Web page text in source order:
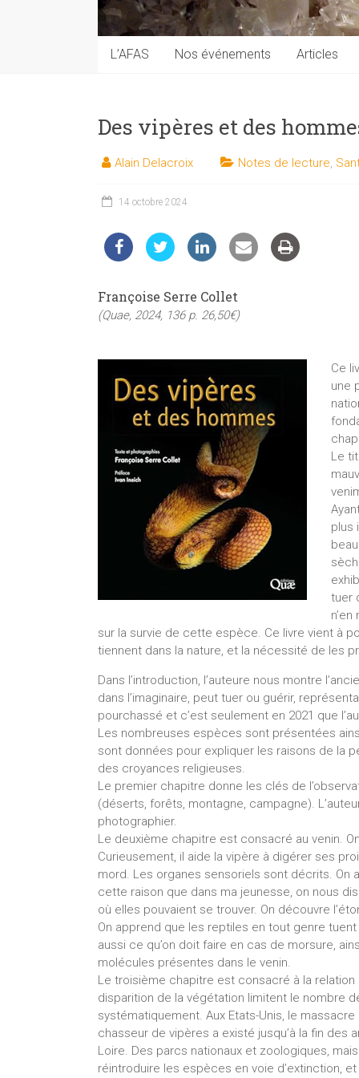
auprès
du
public
L’AFAS Nos événements Articles
Des vipères et des
Alain Delacroix Notes de lecture,
14 octobre 2024
Françoise Serre Collet
(Quae, 2024, 136 p. 26,50€)
Ce
une
Le
plus
tuer
sur la survie de cette espèce. Ce livre vient à
tiennent dans la nature, et la nécessité de les
Dans l’introduction, l’auteure nous montre
dans l’imaginaire, peut tuer ou guérir,
pourchassé et c’est seulement en 2021 que
Les nombreuses espèces sont présentées
sont données pour expliquer les raisons de la
des croyances religieuses.
Le premier chapitre donne les clés de
(déserts, forêts, montagne, campagne).
photographier.
Le deuxième chapitre est consacré au venin.
Curieusement, il aide la vipère à digérer ses
mord. Les organes sensoriels sont décrits. On
cette raison que dans ma jeunesse, on nous
où elles pouvaient se trouver. On découvre
On apprend que les reptiles en tout genre
aussi ce qu’on doit faire en cas de morsure,
molécules présentes dans le venin.
Le troisième chapitre est consacré à la
disparition de la végétation limitent le nombre
systématiquement. Aux Etats-Unis, le
chasseur de vipères a existé jusqu’à la fin des
Loire. Des parcs nationaux et zoologiques,
réintroduire les espèces en voie d’extinction,